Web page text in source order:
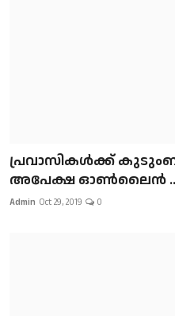
പ്രവാസികള്‍ക്ക് കുടുംബ
അപേക്ഷ ഓൺലൈൻ
Admin Oct 29, 2019 0